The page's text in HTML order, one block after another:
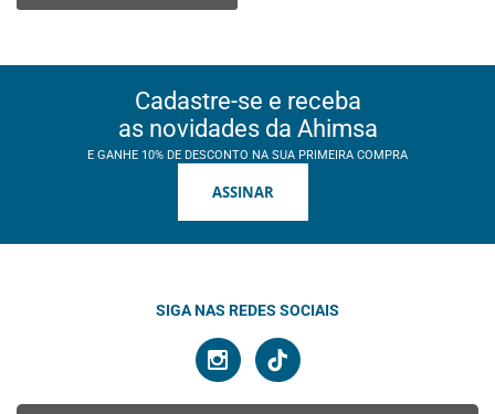
Cadastre-se e receba
as novidades da Ahimsa
E GANHE 10% DE DESCONTO NA SUA PRIMEIRA COMPRA
ASSINAR
SIGA NAS REDES SOCIAIS